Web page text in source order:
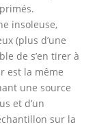
insoleuse,
(plus d’une
de s’en tirer à
est la même
une source
et d’un
sur la